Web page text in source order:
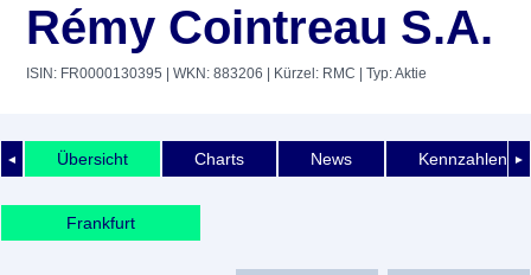
Rémy Cointreau S.A.
ISIN: FR0000130395 | WKN: 883206 | Kürzel: RMC | Typ: Aktie
◄ ►
Übersicht Charts News Kennzahlen
Frankfurt